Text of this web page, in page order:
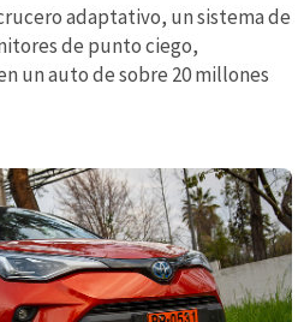
adaptativo, un sistema de
de punto ciego,
un auto de sobre 20 millones